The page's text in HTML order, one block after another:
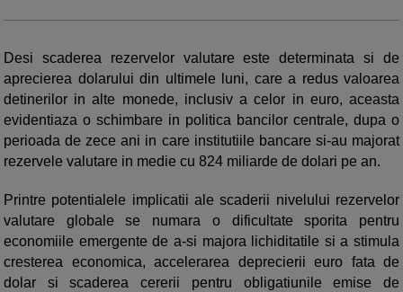
Desi scaderea rezervelor valutare este determinata si de
aprecierea dolarului din ultimele luni, care a redus valoarea
detinerilor in alte monede, inclusiv a celor in euro, aceasta
evidentiaza o schimbare in politica bancilor centrale, dupa o
perioada de zece ani in care institutiile bancare si-au majorat
rezervele valutare in medie cu 824 miliarde de dolari pe an.
Printre potentialele implicatii ale scaderii nivelului rezervelor
valutare globale se numara o dificultate sporita pentru
economiile emergente de a-si majora lichiditatile si a stimula
cresterea economica, accelerarea deprecierii euro fata de
dolar si scaderea cererii pentru obligatiunile emise de